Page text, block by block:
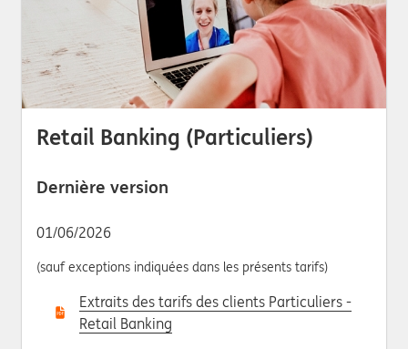
Retail Banking (Particuliers)
Dernière version
01/06/2026
(sauf exceptions indiquées dans les présents tarifs)
Extraits des tarifs des clients Particuliers -
Retail Banking